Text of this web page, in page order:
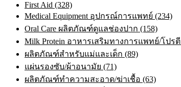
First Aid (328)
Medical Equipment อุปกรณ์การแพทย์ (234)
Oral Care ผลิตภัณฑ์ดูแลช่องปาก (158)
Milk Protein อาหารเสริมทางการแพทย์/โปร
ผลิตภัณฑ์สำหรับแม่และเด็ก (89)
แผ่นรองซับ/ผ้าอนามัย (71)
ผลิตภัณฑ์ทําความสะอาด/ฆ่าเชื้อ (63)